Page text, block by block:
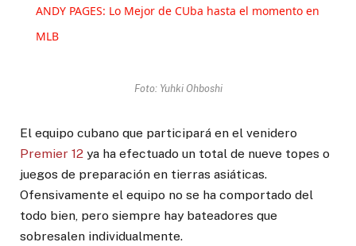
ANDY PAGES: Lo Mejor de CUba hasta el momento en
MLB
Foto: Yuhki Ohboshi
El equipo cubano que participará en el venidero
Premier 12 ya ha efectuado un total de nueve topes o
juegos de preparación en tierras asiáticas.
Ofensivamente el equipo no se ha comportado del
todo bien, pero siempre hay bateadores que
sobresalen individualmente.